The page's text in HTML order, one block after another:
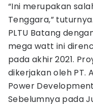
“Ini merupakan
Tenggara,” tuturnya.
PLTU Batang
mega watt ini
pada akhir 2021.
dikerjakan oleh PT.
Power
Sebelumnya pada